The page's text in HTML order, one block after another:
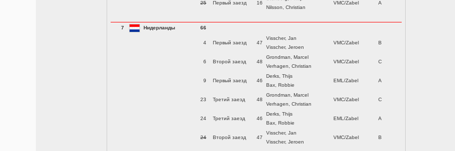
25 Первый заезд 16
Nilsson, Christian
VMC/Zabel A
7 Нидерланды 66
4 Первый заезд 47
Visscher, Jan
Visscher, Jeroen
VMC/Zabel B
6 Второй заезд 48
Grondman, Marcel
Verhagen, Christian
VMC/Zabel C
9 Первый заезд 46
Derks, Thijs
Bax, Robbie
EML/Zabel A
23 Третий заезд 48
Grondman, Marcel
Verhagen, Christian
VMC/Zabel C
24 Третий заезд 46
Derks, Thijs
Bax, Robbie
EML/Zabel A
24 Второй заезд 47
Visscher, Jan
Visscher, Jeroen
VMC/Zabel B